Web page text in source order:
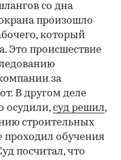
со дна
произошло
который
Это происшествие
за
В другом деле
осудили,суд решил,
строительных
проходил обучения
посчитал, что